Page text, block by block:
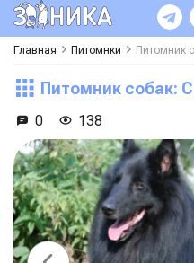
Главная Питомнки Питомник
Питомник собак:
0 138